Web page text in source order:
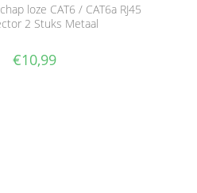
loze CAT6 / CAT6a RJ45
2 Stuks Metaal
€10,99